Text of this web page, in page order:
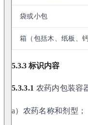
袋或小包
箱（包括木、纸板、
5.3.3 标识内容
5.3.3.1 农药内包装容
a）农药名称和剂型；